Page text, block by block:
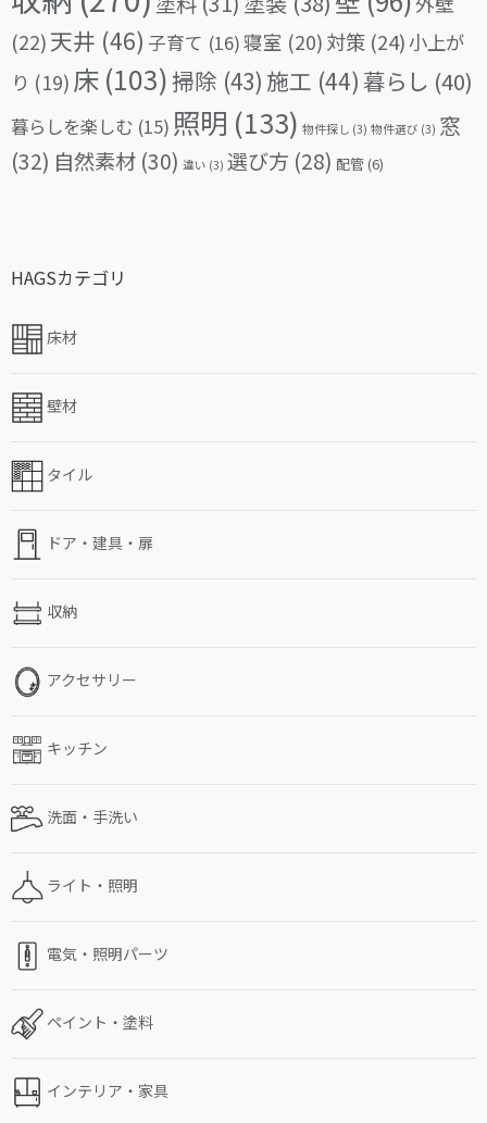
(22)天井 (46) 子育て (16)寝室 (20) 対策 (24)小上が
り (19) 床 (103)掃除 (43) 施工 (44) 暮らし (40)
暮らしを楽しむ (15) 照明 (133) 物件探し (3) 物件選び (3) 窓
(32) 自然素材 (30) 違い (3) 選び方 (28) 配管(6)
HAGSカテゴリ
床材
壁材
タイル
ドア・建具・扉
収納
アクセサリー
キッチン
洗面・手洗い
ライト・照明
電気・照明パーツ
ペイント・塗料
インテリア・家具